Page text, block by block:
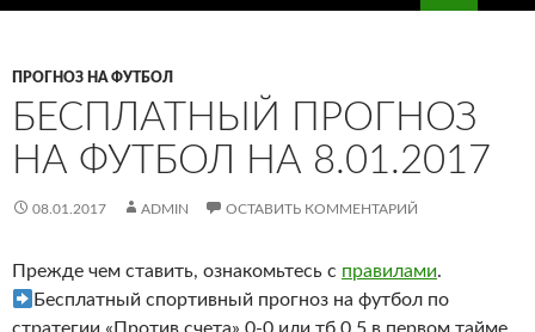
ПРОГНОЗ НА ФУТБОЛ
БЕСПЛАТНЫЙ ПРОГНОЗ
НА ФУТБОЛ НА 8.01.2017
08.01.2017 ADMIN ОСТАВИТЬ КОММЕНТАРИЙ
Прежде чем ставить, ознакомьтесь с правилами.
Бесплатный спортивный прогноз на футбол по